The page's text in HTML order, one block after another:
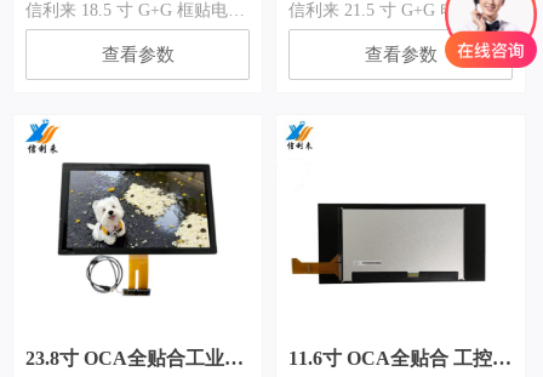
工业设备专用
信利来 18.5 寸 G+G 框贴电容
触摸屏，采用成熟框贴工艺，
十点触控、响应灵敏，支持宽
温运行，搭载主流 USB、
控制、自助终端、商用显示等
场景，支持个性化定制，是工
业触控显示配套优选产品。
查看参数
摸屏 | 工业设备专用
信利来 21.5 寸 G+G 电容触摸
屏厂家，专业生产工业触控屏
与 OCA 全贴合模块。产品采
用 G+G（玻璃 + 玻璃）结构
艺，显示清晰、触控稳定，支
持 AG 防眩光、AF 防指纹、
可适配工业、医疗、自助终
端、商用显示等多场景使用。
提供 USB/IIC/RS232 多接口方
站式触控显示解决方案。
查看参数
23.8寸 OCA全贴合工业触
11.6寸 OCA全贴合 工控触